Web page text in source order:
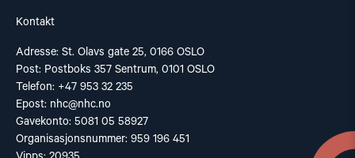
Kontakt
Adresse: St. Olavs gate 25, 0166 OSLO
Post: Postboks 357 Sentrum, 0101 OSLO
Telefon: +47 953 32 235
Epost: nhc@nhc.no
Gavekonto: 5081 05 58927
Organisasjonsnummer: 959 196 451